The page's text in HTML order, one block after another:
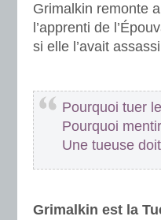
Grimalkin remonte
l’apprenti de
si elle l’avait
Pourquoi tuer
Pourquoi
Une tueuse
Grimalkin est la